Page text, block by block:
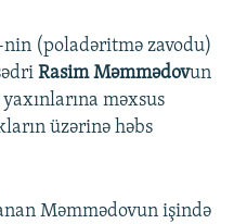
(poladəritmə zavodu)
Rasim Məmmədovun
məxsus
üzərinə həbs
Məmmədovun işində